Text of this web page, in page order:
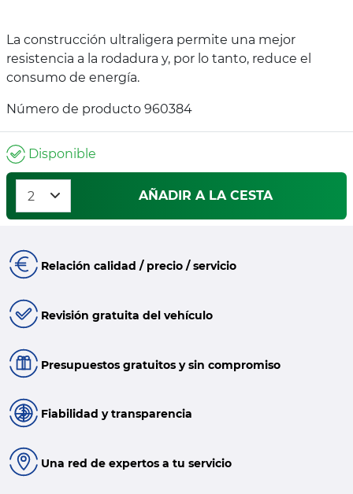
La construcción ultraligera permite una mejor
resistencia a la rodadura y, por lo tanto, reduce el
consumo de energía.
Número de producto 960384
Disponible
AÑADIR A LA CESTA
Relación calidad / precio / servicio
Revisión gratuita del vehículo
Presupuestos gratuitos y sin compromiso
Fiabilidad y transparencia
Una red de expertos a tu servicio